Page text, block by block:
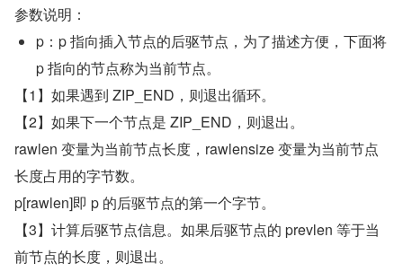
参数说明：
p：p 指向插入节点的后驱节点，为了描述方便，下面将
p 指向的节点称为当前节点。
【1】如果遇到 ZIP_END，则退出循环。
【2】如果下一个节点是 ZIP_END，则退出。
rawlen 变量为当前节点长度，rawlensize 变量为当前节点
长度占用的字节数。
p[rawlen]即 p 的后驱节点的第一个字节。
【3】计算后驱节点信息。如果后驱节点的 prevlen 等于当
前节点的长度，则退出。